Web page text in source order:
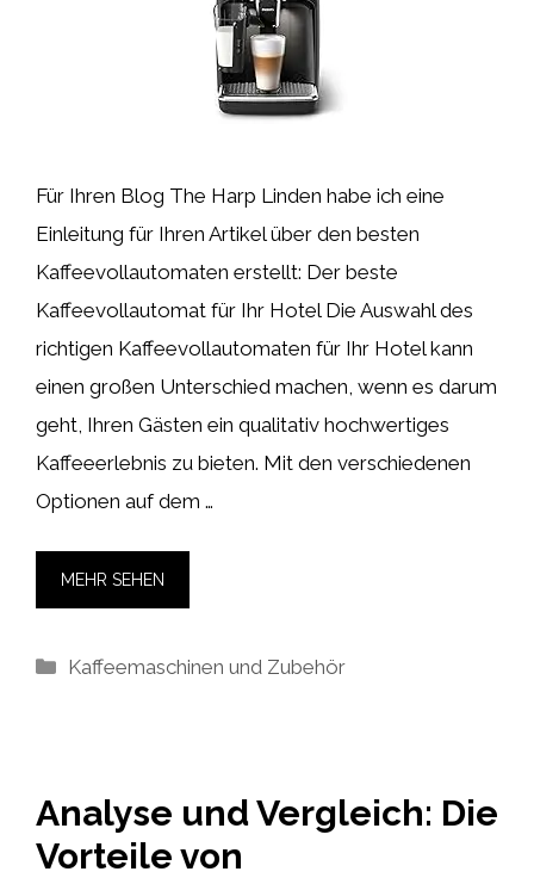
Für Ihren Blog The Harp Linden habe ich eine
Einleitung für Ihren Artikel über den besten
Kaffeevollautomaten erstellt: Der beste
Kaffeevollautomat für Ihr Hotel Die Auswahl des
richtigen Kaffeevollautomaten für Ihr Hotel kann
einen großen Unterschied machen, wenn es darum
geht, Ihren Gästen ein qualitativ hochwertiges
Kaffeeerlebnis zu bieten. Mit den verschiedenen
Optionen auf dem …
MEHR SEHEN
Kategorien
Kaffeemaschinen und Zubehör
Analyse und Vergleich: Die
Vorteile von